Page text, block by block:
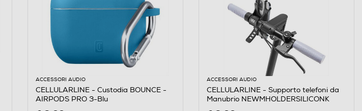
ACCESSORI AUDIO
CELLULARLINE - Custodia BOUNCE -
AIRPODS PRO 3-Blu
ACCESSORI AUDIO
CELLULARLINE - Supporto telefoni da
Manubrio NEWMHOLDERSILICONK